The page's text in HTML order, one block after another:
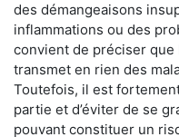
des démangeaisons
inflammations ou des
convient de préciser
transmet en rien des
Toutefois, il est
partie et d’éviter de se
pouvant constituer un